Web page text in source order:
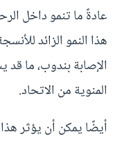
عادةً ما تنمو داخل
هذا النمو الزائد
الإصابة بندوب، ما قد
المنوية من الاتحاد.
أيضًا يمكن أن يؤثر